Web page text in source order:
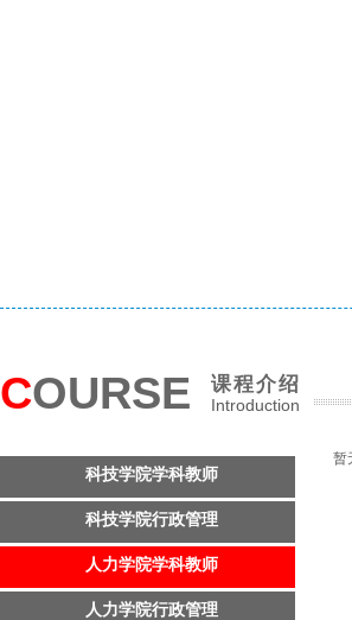
COURSE 课程介绍
Introduction
暂
科技学院学科教师
科技学院行政管理
人力学院学科教师
人力学院行政管理